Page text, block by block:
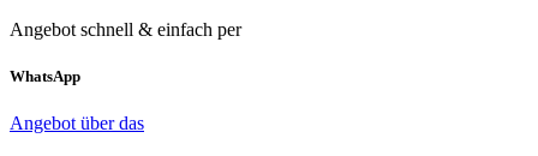
Angebot schnell & einfach per
WhatsApp
Angebot über das